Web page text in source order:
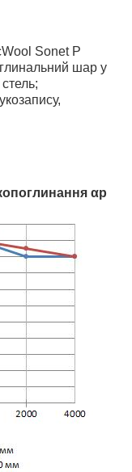
Sonet P
шар у
αp